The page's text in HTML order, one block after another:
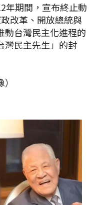
年期間，宣布終止動
改革、開放總統與
動台灣民主化進程的
灣民主先生」的封